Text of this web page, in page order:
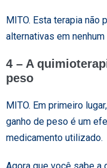
MITO. Esta terapia
alternativas em nenhum
4 – A
peso
MITO. Em primeiro
ganho de peso é um
medicamento utilizado.
Agora que você sabe a